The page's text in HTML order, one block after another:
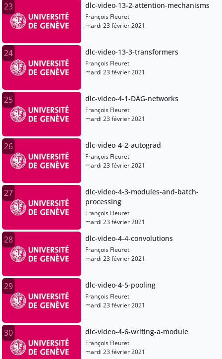
23 dlc-video-13-2-attention-mechanisms
François Fleuret
mardi 23 février 2021
24 dlc-video-13-3-transformers
François Fleuret
mardi 23 février 2021
25 dlc-video-4-1-DAG-networks
François Fleuret
mardi 23 février 2021
26 dlc-video-4-2-autograd
François Fleuret
mardi 23 février 2021
27
dlc-video-4-3-modules-and-batch-
processing
François Fleuret
mardi 23 février 2021
28 dlc-video-4-4-convolutions
François Fleuret
mardi 23 février 2021
29 dlc-video-4-5-pooling
François Fleuret
mardi 23 février 2021
30 dlc-video-4-6-writing-a-module
François Fleuret
mardi 23 février 2021